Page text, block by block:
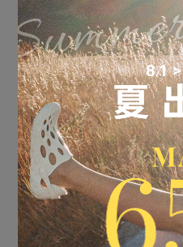
HYDRO NEXT GEN BOOT
SE 1TRL 男 潮流穿搭靴 黑
色(006467)
NT$990NT$2,980